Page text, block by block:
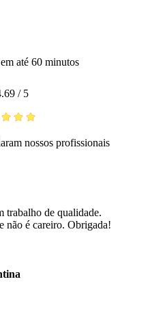
até 60 minutos
/ 5
nossos profissionais
trabalho de qualidade.
não é careiro. Obrigada!